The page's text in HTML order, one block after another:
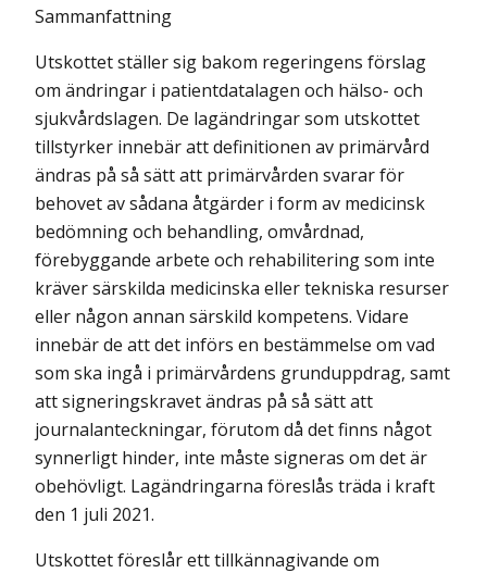
Sammanfattning
Utskottet ställer sig bakom regeringens förslag
om ändringar i patientdata­lagen och hälso- och
sjukvårdslagen. De lagändringar som utskottet
tillstyrker innebär att definitionen av primärvård
ändras på så sätt att primär­vården svarar för
behovet av sådana åtgärder i form av medicinsk
bedöm­­ning och behandling, omvårdnad,
förebyggande arbete och rehabili­tering som inte
kräver särskilda medicinska eller tekniska resurser
eller någon annan särskild kompetens. Vidare
innebär de att det införs en bestämmelse om vad
som ska ingå i primärvårdens grunduppdrag, samt
att signeringskravet ändras på så sätt att
journalanteckningar, förutom då det finns något
synnerligt hinder, inte måste signeras om det är
obehövligt. Lagändringarna föreslås träda i kraft
den 1 juli 2021.
Utskottet föreslår ett tillkännagivande om